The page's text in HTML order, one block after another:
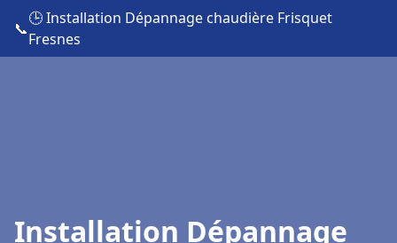
📞
🕒 Installation Dépannage chaudière Frisquet
Fresnes
Installation Dépannage